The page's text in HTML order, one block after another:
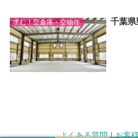
求む！空倉庫・空物件 千葉
よくある質問｜お客